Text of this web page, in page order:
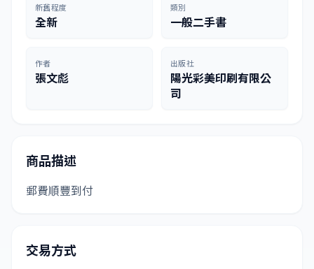
新舊程度
全新
類別
一般二手書
作者
張文彪
出版社
陽光彩美印刷有限公
司
商品描述
郵費順豐到付
交易方式